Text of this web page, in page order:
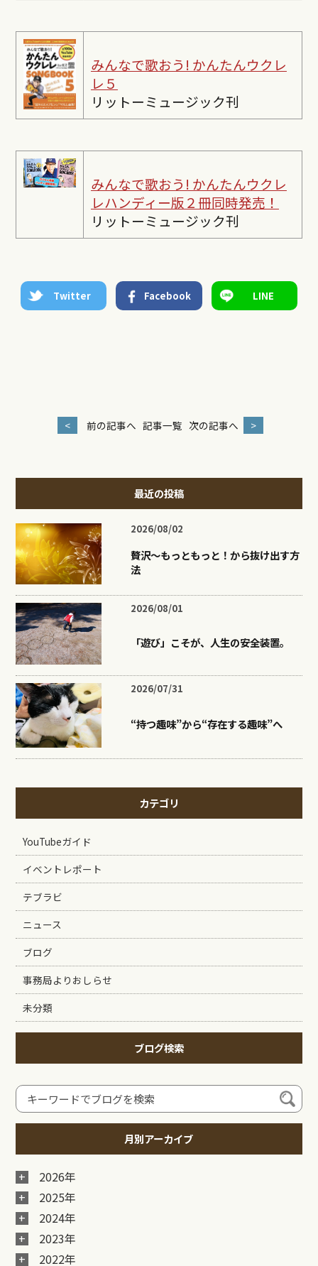
みんなで歌おう! かんたんウクレ
レ５
リットーミュージック刊
みんなで歌おう! かんたんウクレ
レハンディー版２冊同時発売！
リットーミュージック刊
Twitter Facebook LINE
< 前の記事へ 記事一覧 次の記事へ >
最近の投稿
2026/08/02
贅沢〜もっともっと！から抜け出す方
法
2026/08/01
「遊び」こそが、人生の安全装置。
2026/07/31
“持つ趣味”から“存在する趣味”へ
カテゴリ
YouTubeガイド
イベントレポート
テブラビ
ニュース
ブログ
事務局よりおしらせ
未分類
ブログ検索
月別アーカイブ
2026年
2025年
2024年
2023年
2022年